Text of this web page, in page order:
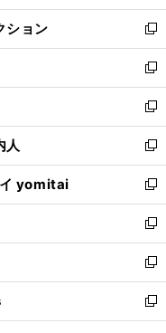
開
く
ウ
で
開
く
ン
ド
ウ
で
開
く
ウ
ィ
ン
ド
ウ
で
開
く
ション
新
し
い
ウ
ィ
ン
ド
ウ
で
開
く
新
し
い
ウ
ィ
ン
ド
ウ
で
開
く
新
し
い
ウ
ィ
ン
ド
ウ
で
開
く
人
新
し
い
ウ
ィ
ン
ド
ウ
で
開
イ yomitai
新
し
い
ウ
ィ
ン
ド
ウ
新
し
い
ウ
ィ
ン
新
し
い
ウ
新
し